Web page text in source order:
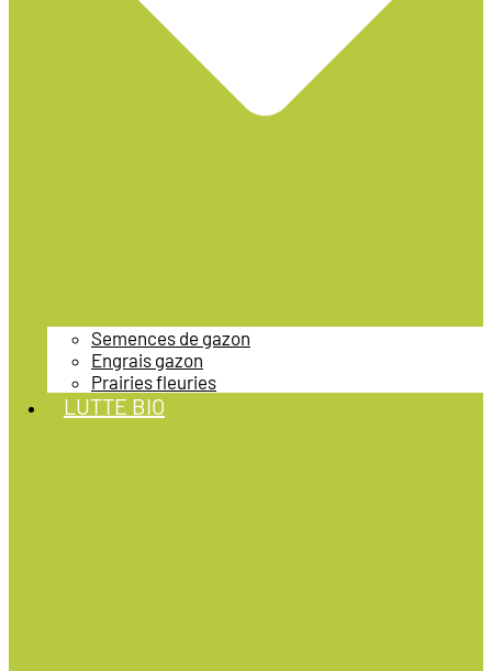
Semences de gazon
Engrais gazon
Prairies fleuries
LUTTE BIO